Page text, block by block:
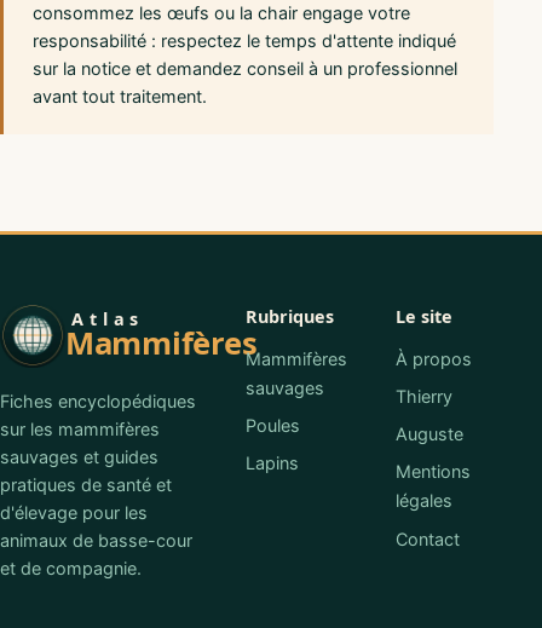
consommez les œufs ou la chair engage votre
responsabilité : respectez le temps d'attente indiqué
sur la notice et demandez conseil à un professionnel
avant tout traitement.
Atlas
Mammifères
Fiches encyclopédiques
sur les mammifères
sauvages et guides
pratiques de santé et
d'élevage pour les
animaux de basse-cour
et de compagnie.
Rubriques
Mammifères
sauvages
Poules
Lapins
Le site
À propos
Thierry
Auguste
Mentions
légales
Contact